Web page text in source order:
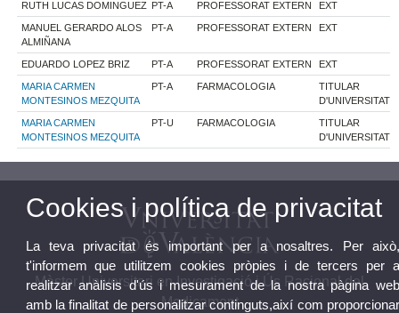
RUTH LUCAS DOMINGUEZ PT-A PROFESSORAT EXTERN EXT
MANUEL GERARDO ALOS
ALMIÑANA
PT-A PROFESSORAT EXTERN EXT
EDUARDO LOPEZ BRIZ PT-A PROFESSORAT EXTERN EXT
MARIA CARMEN
MONTESINOS MEZQUITA
PT-A FARMACOLOGIA
TITULAR
D'UNIVERSITAT
MARIA CARMEN
MONTESINOS MEZQUITA
PT-U FARMACOLOGIA
TITULAR
D'UNIVERSITAT
Màster Universitari en Investigació i Ús Racional del
Medicament
Cookies i política de privacitat
La teva privacitat és important per a nosaltres. Per
t'informem que utilitzem cookies pròpies i de tercers per
realitzar anàlisis d'ús i mesurament de la nostra pàgina
amb la finalitat de personalitzar continguts,així com